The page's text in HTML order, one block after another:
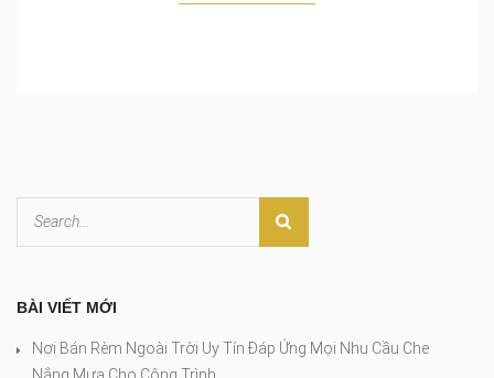
BÀI VIẾT MỚI
Nơi Bán Rèm Ngoài Trời Uy Tín Đáp Ứng Mọi Nhu Cầu Che